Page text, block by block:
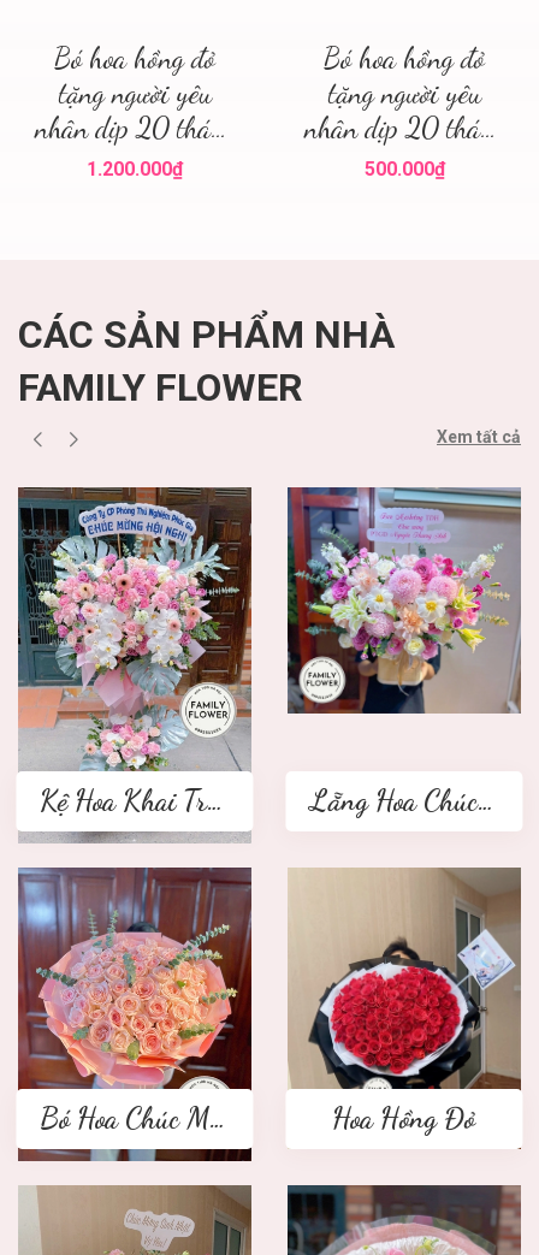
Bó hoa hồng đỏ
tặng người yêu
nhân dịp 20 tháng
10! Hoa hồng đỏ Hà
1.200.000₫
Bó hoa hồng đỏ
tặng người yêu
nhân dịp 20 tháng
500.000₫
CÁC SẢN PHẨM NHÀ
FAMILY FLOWER
Xem tất cả
Kệ Hoa Khai Trương 2 tầng Lẵng Hoa Chúc Mừng
Bó Hoa Chúc Mừng Hoa Hồng Đỏ